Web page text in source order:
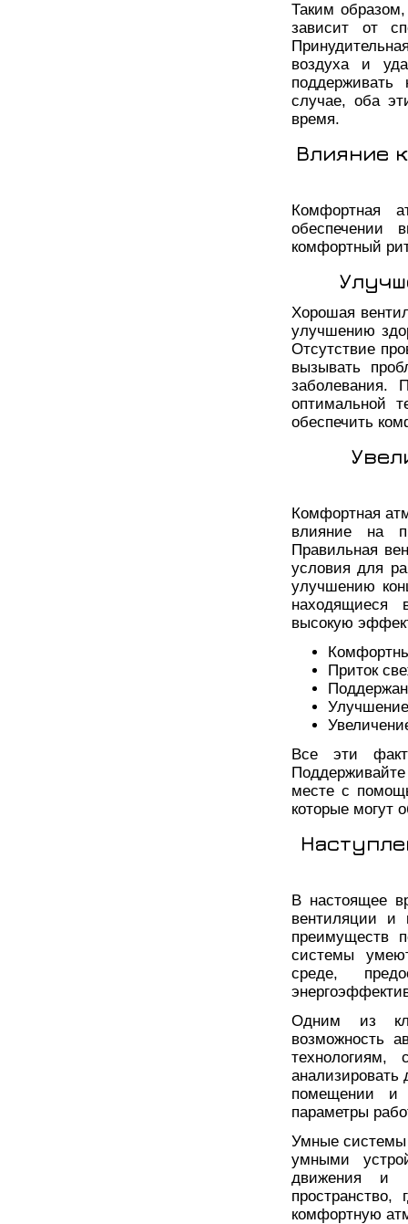
Таким
зависит от
воздуха и
случае, оба
время.
Влияние
Комфортная
обеспечении
комфортный
Хорошая
улучшению
Отсутствие
вызывать
заболевания.
оптимальной
обеспечить
Комфортная
влияние на
Правильная
условия для
улучшению
находящиеся
высокую
Приток
Все эти
месте с
которые могут
В настоящее
вентиляции и
преимуществ
системы
среде,
Одним из
возможность
технологиям,
анализировать
помещении и
параметры
Умные системы
умными
движения и
комфортную